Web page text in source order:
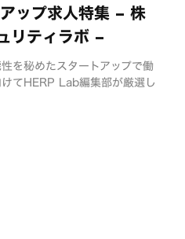
ップ求人特集 – 株
リティラボ –
を秘めたスタートアップで働
てHERP Lab編集部が厳選し